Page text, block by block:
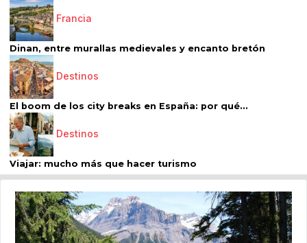
Francia
Dinan, entre murallas medievales y encanto bretón
Destinos
El boom de los city breaks en España: por qué...
Destinos
Viajar: mucho más que hacer turismo